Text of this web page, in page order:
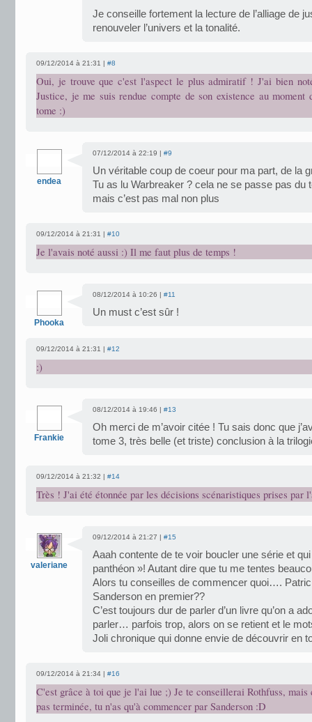
Je conseille fortement la lecture de l’alliage de
renouveler l’univers et la tonalité.
09/12/2014 à 21:31 | #8
Oui, je trouve que c'est l'aspect le plus admiratif ! J'ai bien
Justice, je me suis rendue compte de son existence au moment
tome :)
endea
07/12/2014 à 22:19 | #9
Un véritable coup de coeur pour ma part, de la
Tu as lu Warbreaker ? cela ne se passe pas du
mais c’est pas mal non plus
09/12/2014 à 21:31 | #10
Je l'avais noté aussi :) Il me faut plus de temps !
Phooka
08/12/2014 à 10:26 | #11
Un must c’est sûr !
09/12/2014 à 21:31 | #12
:)
Frankie
08/12/2014 à 19:46 | #13
Oh merci de m’avoir citée ! Tu sais donc que
tome 3, très belle (et triste) conclusion à la
09/12/2014 à 21:32 | #14
Très ! J'ai été étonnée par les décisions scénaristiques prises par
valeriane
09/12/2014 à 21:27 | #15
Aaah contente de te voir boucler une série et
panthéon »! Autant dire que tu me tentes
Alors tu conseilles de commencer quoi….
Sanderson en premier??
C’est toujours dur de parler d’un livre qu’on a
parler… parfois trop, alors on se retient et le
Joli chronique qui donne envie de découvrir en
09/12/2014 à 21:34 | #16
C'est grâce à toi que je l'ai lue ;) Je te conseillerai Rothfuss, mais
pas terminée, tu n'as qu'à commencer par Sanderson :D